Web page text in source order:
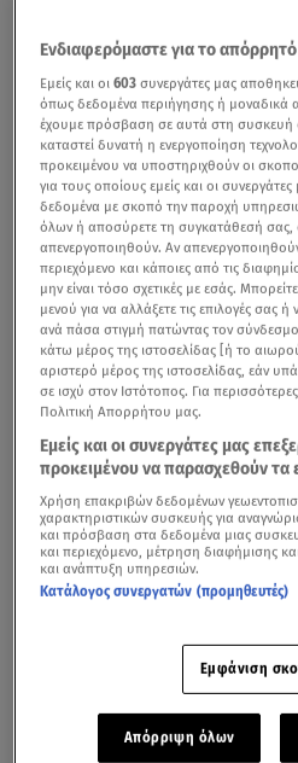
Ενδιαφερόμαστε για το
Εμείς και οι603 συνεργάτες μας
όπως δεδομένα περιήγησης ή μοναδικά
έχουμε πρόσβαση σε αυτά στη συσκευή
καταστεί δυνατή η ενεργοποίηση
προκειμένου να υποστηριχθούν οι
για τους οποίους εμείς και οι
δεδομένα με σκοπό την παροχή
όλων ή αποσύρετε τη συγκατάθεσή σας,
απενεργοποιηθούν. Αν
περιεχόμενο και κάποιες από τις
μην είναι τόσο σχετικές με εσάς.
μενού για να αλλάξετε τις επιλογές σας
ανά πάσα στιγμή πατώντας τον
κάτω μέρος της ιστοσελίδας [ή το
αριστερό μέρος της ιστοσελίδας, εάν
σε ισχύ στον Ιστότοπος. Για
Πολιτική Απορρήτου μας.
Εμείς και οι συνεργάτες μας
προκειμένου να παρασχεθούν τα
Χρήση επακριβών δεδομένων
χαρακτηριστικών συσκευής για
και πρόσβαση στα δεδομένα μιας
και περιεχόμενο, μέτρηση διαφήμισης
και ανάπτυξη υπηρεσιών.
Κατάλογος συνεργατών (προμηθευτές)
Εμφάνιση
Απόρριψη όλων